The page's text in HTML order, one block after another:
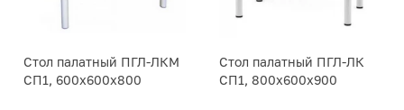
Стол палатный ПГЛ-ЛКМ
СП1, 600х600х800
Стол палатный ПГЛ-ЛК
СП1, 800х600х900